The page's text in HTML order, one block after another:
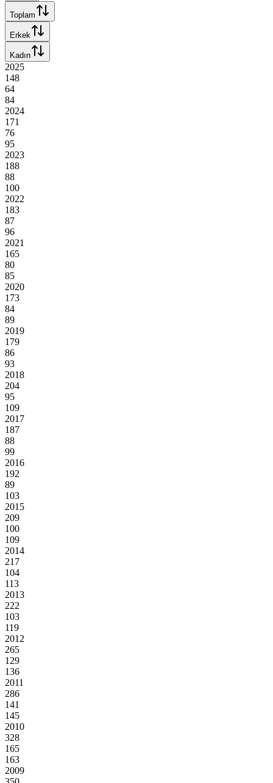
Toplam
Erkek
Kadın
2025
148
64
84
2024
171
76
95
2023
188
88
100
2022
183
87
96
2021
165
80
85
2020
173
84
89
2019
179
86
93
2018
204
95
109
2017
187
88
99
2016
192
89
103
2015
209
100
109
2014
217
104
113
2013
222
103
119
2012
265
129
136
2011
286
141
145
2010
328
165
163
2009